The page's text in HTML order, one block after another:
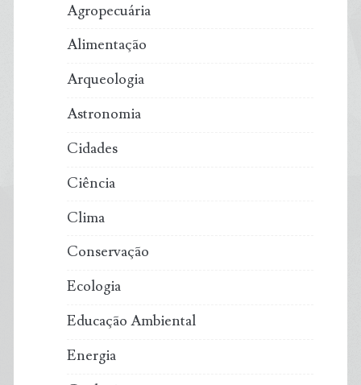
Agropecuária
Alimentação
Arqueologia
Astronomia
Cidades
Ciência
Clima
Conservação
Ecologia
Educação Ambiental
Energia